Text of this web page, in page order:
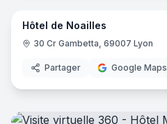
Hôtel de Noailles
30 Cr Gambetta, 69007 Lyon
Partager Google Maps